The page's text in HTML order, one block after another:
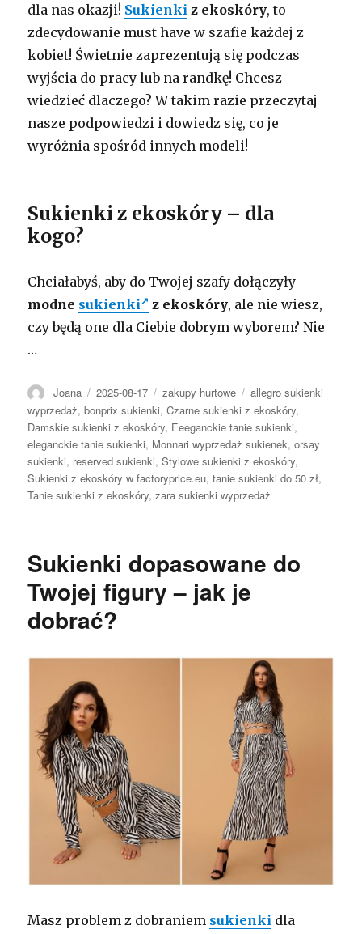
dla nas okazji! Sukienki z ekoskóry, to
zdecydowanie must have w szafie każdej z
kobiet! Świetnie zaprezentują się podczas
wyjścia do pracy lub na randkę! Chcesz
wiedzieć dlaczego? W takim razie przeczytaj
nasze podpowiedzi i dowiedz się, co je
wyróżnia spośród innych modeli!
Sukienki z ekoskóry – dla
kogo?
Chciałabyś, aby do Twojej szafy dołączyły
modne sukienki z ekoskóry, ale nie wiesz,
czy będą one dla Ciebie dobrym wyborem? Nie
…
Autor
Joana Opublikowano
2025-08-17 Kategorie
zakupy hurtowe Tagi
allegro sukienki
wyprzedaż,bonprix sukienki,Czarne sukienki z ekoskóry,
Damskie sukienki z ekoskóry, Eeeganckie tanie sukienki,
eleganckie tanie sukienki, Monnari wyprzedaż sukienek,orsay
sukienki, reserved sukienki,Stylowe sukienki z ekoskóry,
Sukienki z ekoskóry w factoryprice.eu,tanie sukienki do 50 zł,
Tanie sukienki z ekoskóry,zara sukienki wyprzedaż
Sukienki dopasowane do
Twojej figury – jak je
dobrać?
Masz problem z dobraniem sukienki dla